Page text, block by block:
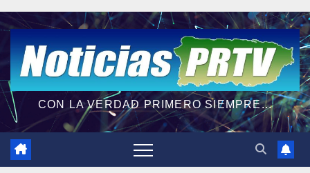
CON LA VERDAD PRIMERO SIEMPRE...